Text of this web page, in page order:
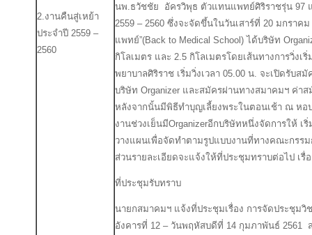
2.งานคืนสู่เหย้า
ประจำปี 2559 –
2560
นพ.ธวัชชัย อัครวิพุธ ตัวแทนแพทย์ศิริราชรุ่น 97
2559 – 2560 ซึ่งจะจัดขึ้นในวันเสาร์ที่ 20 มกราค
แพทย์”(Back to Medical School) ได้บริษัท
กิโลเมตร และ 2.5 กิโลเมตรโดยเส้นทางการวิ่ง
พยาบาลศิริราช เริ่มวิ่งเวลา 05.00 น. จะเปิดรับ
บริษัท Organizer และสมัครผ่านทางสมาคมฯ ค่า
หลังจากนั้นมีพิธีทำบุญเลี้ยงพระในตอนเช้า ณ หอ
งานช่วงเย็นมีOrganizerอีกบริษัทหนึ่งจัดการให้ เ
วางแผนเพื่อจัดทำตามรูปแบบงานที่ทางคณะกรร
ส่วนรายละเอียดจะแจ้งให้ที่ประชุมทราบต่อไป เ
ที่ประชุมรับทราบ
นายกสมาคมฯ แจ้งที่ประชุมเรื่อง การจัดประชุมวิ
อังคารที่ 12 – วันพฤหัสบดีที่ 14 กุมภาพันธ์ 2561